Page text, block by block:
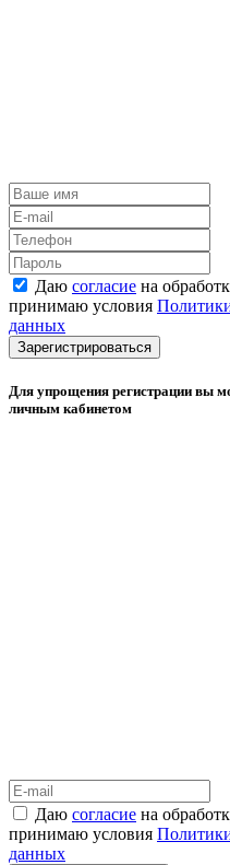
Даю согласие на
принимаю условия
данных
Зарегистрироваться
Для упрощения регистрации вы
личным кабинетом
Даю согласие на
принимаю условия
данных